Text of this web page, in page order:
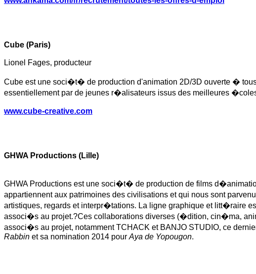
Cube (Paris)
Lionel Fages, producteur
Cube est une soci�t� de production d'animation 2D/3D ouverte �
essentiellement par de jeunes r�alisateurs issus des meilleures
www.cube-creative.com
GHWA Productions (Lille)
GHWA Productions est une soci�t� de production de films
appartiennent aux patrimoines des civilisations et qui nous sont
artistiques, regards et interpr�tations. La ligne graphique et
associ�s au projet.?Ces collaborations diverses (�dition, cin�ma,
associ�s au projet, notamment TCHACK et BANJO STUDIO, ce
Rabbin et sa nomination 2014 pour Aya de Yopougon.